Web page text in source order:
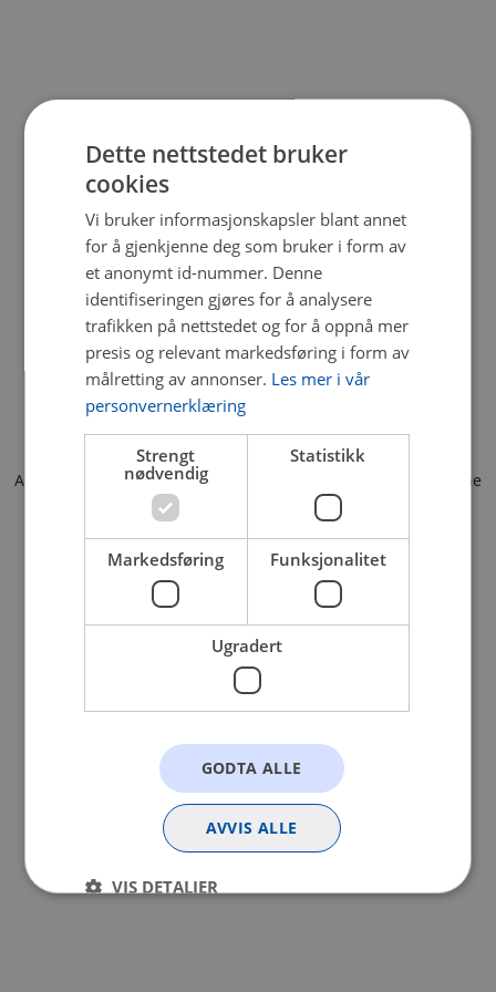
Application error: a client-side exception has occurred (see the
browser console for more information).
Dette nettstedet bruker
cookies
Vi bruker informasjonskapsler blant annet
for å gjenkjenne deg som bruker i form av
et anonymt id-nummer. Denne
identifiseringen gjøres for å analysere
trafikken på nettstedet og for å oppnå mer
presis og relevant markedsføring i form av
målretting av annonser. Les mer i vår
personvernerklæring
Strengt
nødvendig
Statistikk
Markedsføring Funksjonalitet
Ugradert
GODTA ALLE
AVVIS ALLE
VIS DETALJER